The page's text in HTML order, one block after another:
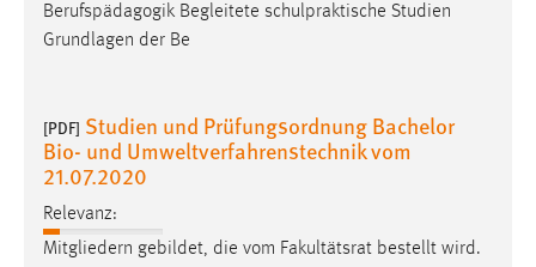
Berufspädagogik Begleitete schulpraktische Studien
Grundlagen der Be
[PDF] Studien und Prüfungsordnung Bachelor
Bio- und Umweltverfahrenstechnik vom
21.07.2020
Relevanz:
Mitgliedern gebildet, die vom Fakultätsrat bestellt wird.